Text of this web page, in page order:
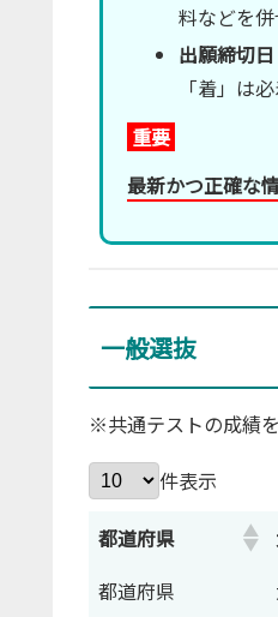
料などを併
出願締切日
「着」は
重要
最新かつ正確な
一般選抜
※共通テストの成績
件表示
都道府県
都道府県